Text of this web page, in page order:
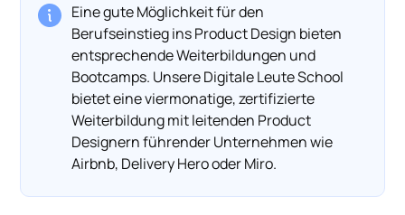
Eine gute Möglichkeit für den
Berufseinstieg ins Product Design bieten
entsprechende Weiterbildungen und
Bootcamps. Unsere Digitale Leute School
bietet eine viermonatige, zertifizierte
Weiterbildung mit leitenden Product
Designern führender Unternehmen wie
Airbnb, Delivery Hero oder Miro.